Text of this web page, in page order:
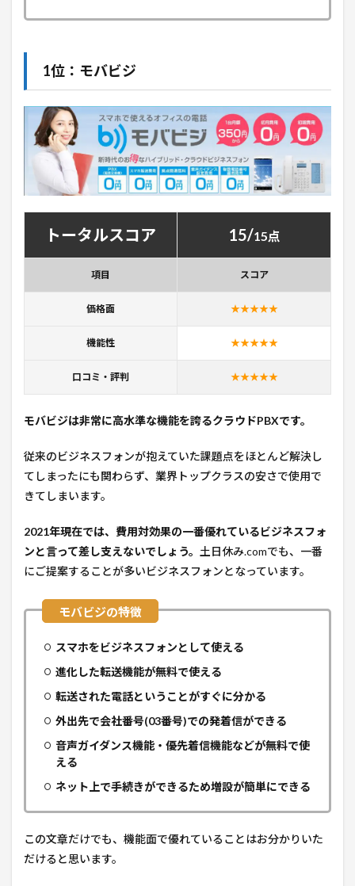
1位：モバビジ
トータルスコア 15/15点
項目 スコア
価格面 ★★★★★
機能性 ★★★★★
口コミ・評判 ★★★★★
モバビジは非常に高水準な機能を誇るクラウドPBXです。
従来のビジネスフォンが抱えていた課題点をほとんど解決し
てしまったにも関わらず、業界トップクラスの安さで使用で
きてしまいます。
2021年現在では、費用対効果の一番優れているビジネスフォ
ンと言って差し支えないでしょう。 土日休み.comでも、一番
にご提案することが多いビジネスフォンとなっています。
スマホをビジネスフォンとして使える
進化した転送機能が無料で使える
転送された電話ということがすぐに分かる
外出先で会社番号(03番号)での発着信ができる
音声ガイダンス機能・優先着信機能などが無料で使
える
ネット上で手続きができるため増設が簡単にできる
この文章だけでも、機能面で優れていることはお分かりいた
だけると思います。